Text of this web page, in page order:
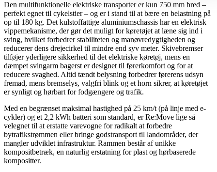
Den multifunktionelle elektriske transporter er kun 750 mm bred –
perfekt egnet til cykelstier – og er i stand til at bære en belastning på
op til 180 kg. Det kulstoffattige aluminiumschassis har en elektrisk
vippemekanisme, der gør det muligt for køretøjet at læne sig ind i
sving, hvilket forbedrer stabiliteten og manøvredygtigheden og
reducerer dens drejecirkel til mindre end syv meter. Skivebremser
tilføjer yderligere sikkerhed til det elektriske køretøj, mens en
dæmpet svingarm bagerst er designet til førerkomfort og for at
reducere svaghed. Altid tændt belysning forbedrer førerens udsyn
fremad, mens bremselys, valgfri blink og et horn sikrer, at køretøjet
er synligt og hørbart for fodgængere og trafik.
Med en begrænset maksimal hastighed på 25 km/t (på linje med e-
cykler) og et 2,2 kWh batteri som standard, er Re:Move lige så
velegnet til at erstatte varevogne for radikalt at forbedre
bytrafikstrømmen eller bringe godstransport til landområder, der
mangler udviklet infrastruktur. Rammen består af unikke
kompositbetræk, en naturlig erstatning for plast og hørbaserede
kompositter.